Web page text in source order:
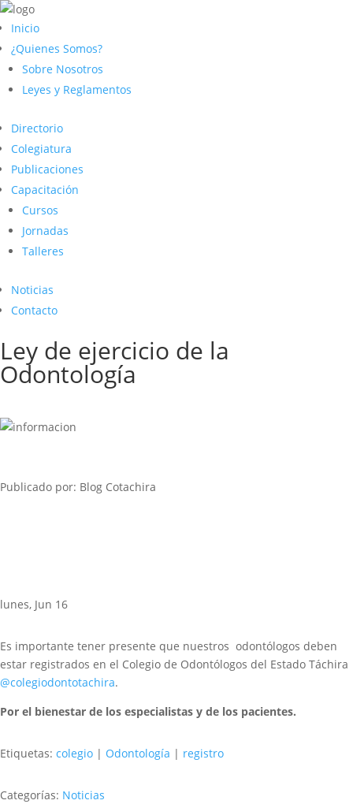
Inicio
¿Quienes Somos?
Sobre Nosotros
Leyes y Reglamentos
Directorio
Colegiatura
Publicaciones
Capacitación
Cursos
Jornadas
Talleres
Noticias
Contacto
Ley de ejercicio de la
Odontología
Publicado por: Blog Cotachira
lunes, Jun 16
Es importante tener presente que nuestros odontólogos deben
estar registrados en el Colegio de Odontólogos del Estado Táchira
@colegiodontotachira.
Por el bienestar de los especialistas y de los pacientes.
Etiquetas: colegio | Odontología | registro
Categorías: Noticias